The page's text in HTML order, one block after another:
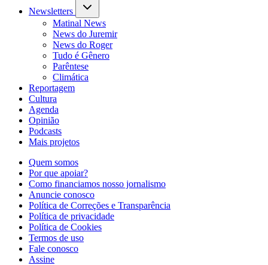
Newsletters
Matinal News
News do Juremir
News do Roger
Tudo é Gênero
Parêntese
Climática
Reportagem
Cultura
Agenda
Opinião
Podcasts
Mais projetos
Quem somos
Por que apoiar?
Como financiamos nosso jornalismo
Anuncie conosco
Política de Correções e Transparência
Política de privacidade
Política de Cookies
Termos de uso
Fale conosco
Assine